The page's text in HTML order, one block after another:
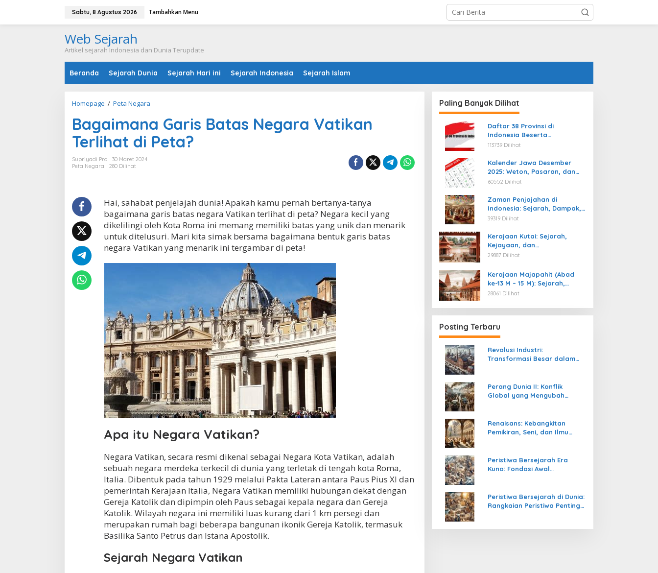
Sabtu, 8 Agustus 2026 Tambahkan Menu
Web Sejarah
Artikel sejarah Indonesia dan Dunia Terupdate
Beranda Sejarah Dunia Sejarah Hari ini Sejarah Indonesia Sejarah Islam
Homepage / Peta Negara
g
a
m
r
s
B
a
t
a
s
a
V
a
t
i
k
a
n
T
e
r
l
i
h
a
d
i
P
e
a
Bagaimana Garis Batas Negara Vatikan
Terlihat di Peta?
Supriyadi Pro
30 Maret 2024
Peta Negara
280 Dilihat
Hai, sahabat penjelajah dunia! Apakah kamu pernah bertanya-tanya
bagaimana garis batas negara Vatikan terlihat di peta? Negara kecil yang
dikelilingi oleh Kota Roma ini memang memiliki batas yang unik dan menarik
untuk ditelusuri. Mari kita simak bersama bagaimana bentuk garis batas
negara Vatikan yang menarik ini tergambar di peta!
Apa itu Negara Vatikan?
Negara Vatikan, secara resmi dikenal sebagai Negara Kota Vatikan, adalah
sebuah negara merdeka terkecil di dunia yang terletak di tengah kota Roma,
Italia. Dibentuk pada tahun 1929 melalui Pakta Lateran antara Paus Pius XI dan
pemerintah Kerajaan Italia, Negara Vatikan memiliki hubungan dekat dengan
Gereja Katolik dan dipimpin oleh Paus sebagai kepala negara dan Gereja
Katolik. Wilayah negara ini memiliki luas kurang dari 1 km persegi dan
merupakan rumah bagi beberapa bangunan ikonik Gereja Katolik, termasuk
Basilika Santo Petrus dan Istana Apostolik.
Sejarah Negara Vatikan
Paling Banyak Dilihat
Daftar 38 Provinsi di
Indonesia Beserta
Ibukotanya Terbaru
113739 Dilihat
Kalender Jawa Desember
2025: Weton, Pasaran, dan
Hari Baik
60552 Dilihat
Zaman Penjajahan di
Indonesia: Sejarah, Dampak,
dan Perjuangan Menuju
39319 Dilihat
Kerajaan Kutai: Sejarah,
Kejayaan, dan
Peninggalannya (Abad ke-4
29887 Dilihat
Kerajaan Majapahit (Abad
ke-13 M – 15 M): Sejarah,
Kejayaan, dan
28061 Dilihat
Posting Terbaru
Revolusi Industri:
Transformasi Besar dalam
Perang Dunia II: Konflik
Global yang Mengubah
Renaisans: Kebangkitan
Pemikiran, Seni, dan Ilmu
Peristiwa Bersejarah Era
Kuno: Fondasi Awal
Peristiwa Bersejarah di Dunia:
Rangkaian Peristiwa Penting